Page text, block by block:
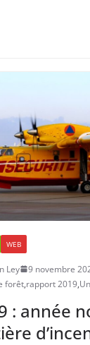
WEB
Ley 9 novembre
forêt,rapport 2019,
: année